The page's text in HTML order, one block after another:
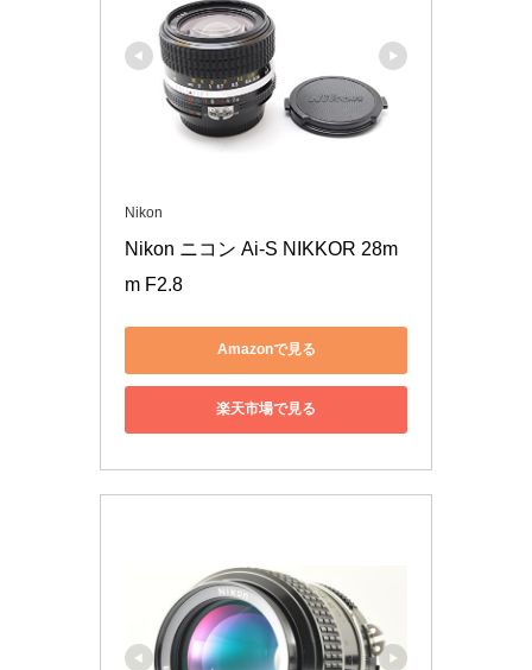
Nikon
Nikon ニコン Ai-S NIKKOR 28m
m F2.8
Amazonで見る
楽天市場で見る